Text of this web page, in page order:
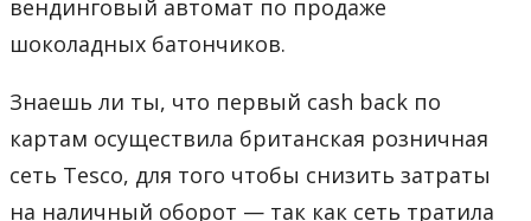
вендинговый автомат по продаже
шоколадных батончиков.
Знаешь ли ты, что первый cash back по
картам осуществила британская розничная
сеть Tesco, для того чтобы снизить затраты
на наличный оборот — так как сеть тратила